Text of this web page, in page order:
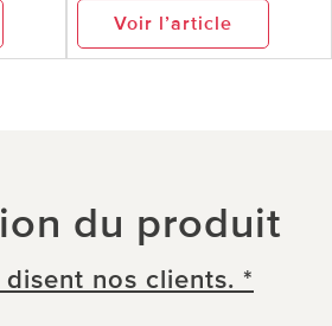
Voir l’article
du produit
disent nos clients. *